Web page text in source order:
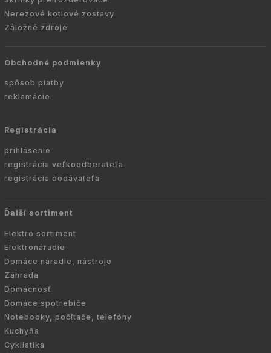
Nerezové kotlové zostavy
Záložné zdroje
Obchodné podmienky
spôsob platby
reklamácie
Registrácia
prihlásenie
registrácia veľkoodberateľa
registrácia dodávateľa
Ďalší sortiment
Elektro sortiment
Elektronáradie
Domáce náradie, nástroje
Záhrada
Domácnosť
Domáce spotrebiče
Notebooky, počítače, telefóny
Kuchyňa
Cyklistika